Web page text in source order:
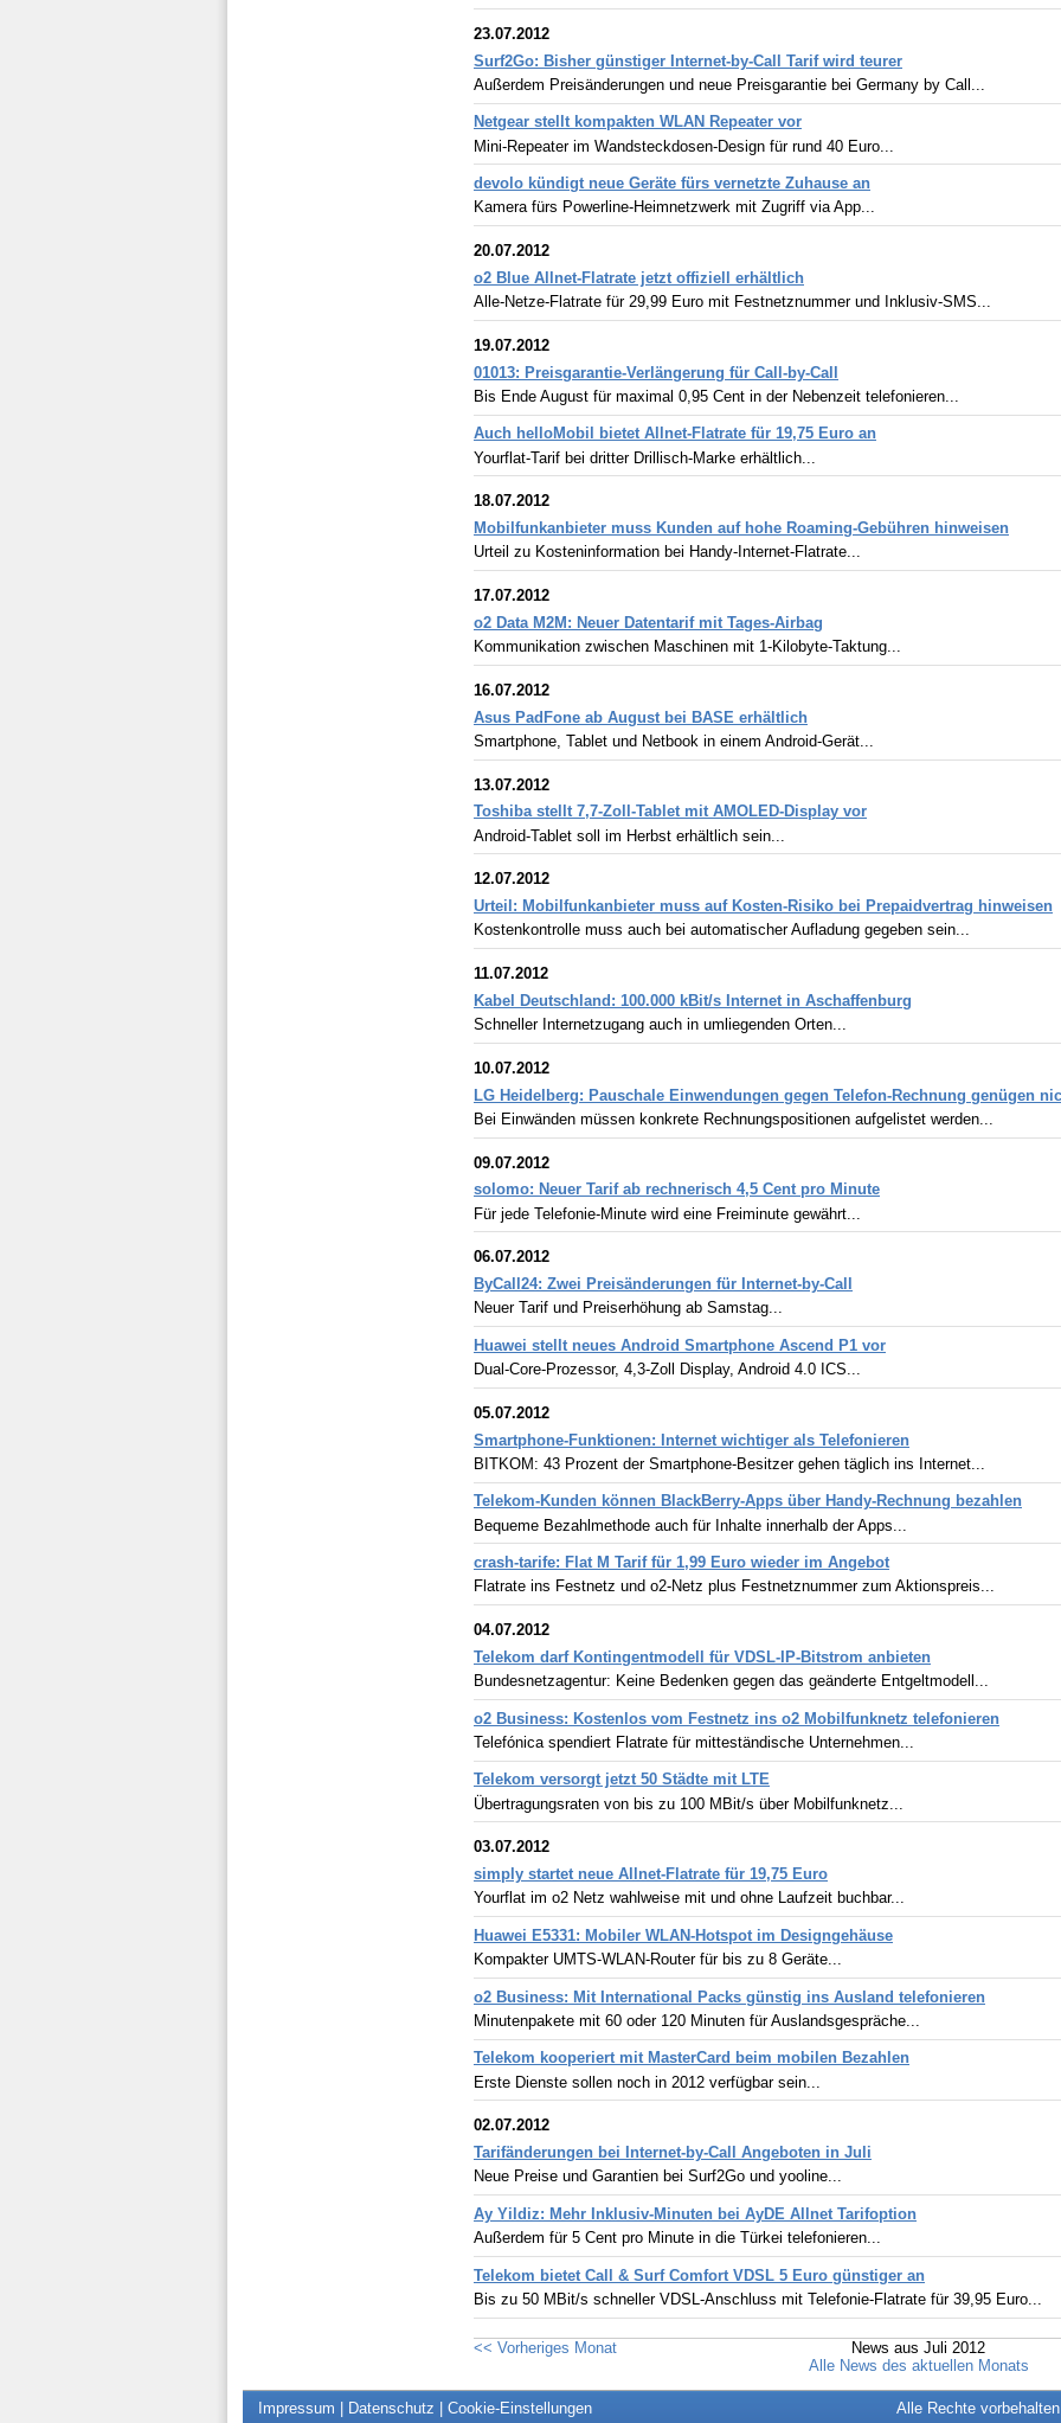
23.07.2012
Surf2Go: Bisher günstiger Internet-by-Call Tarif wird teurer
Außerdem Preisänderungen und neue Preisgarantie bei Germany by Call...
Netgear stellt kompakten WLAN Repeater vor
Mini-Repeater im Wandsteckdosen-Design für rund 40 Euro...
devolo kündigt neue Geräte fürs vernetzte Zuhause an
Kamera fürs Powerline-Heimnetzwerk mit Zugriff via App...
20.07.2012
o2 Blue Allnet-Flatrate jetzt offiziell erhältlich
Alle-Netze-Flatrate für 29,99 Euro mit Festnetznummer und Inklusiv-SMS...
19.07.2012
01013: Preisgarantie-Verlängerung für Call-by-Call
Bis Ende August für maximal 0,95 Cent in der Nebenzeit telefonieren...
Auch helloMobil bietet Allnet-Flatrate für 19,75 Euro an
Yourflat-Tarif bei dritter Drillisch-Marke erhältlich...
18.07.2012
Mobilfunkanbieter muss Kunden auf hohe Roaming-Gebühren hinweisen
Urteil zu Kosteninformation bei Handy-Internet-Flatrate...
17.07.2012
o2 Data M2M: Neuer Datentarif mit Tages-Airbag
Kommunikation zwischen Maschinen mit 1-Kilobyte-Taktung...
16.07.2012
Asus PadFone ab August bei BASE erhältlich
Smartphone, Tablet und Netbook in einem Android-Gerät...
13.07.2012
Toshiba stellt 7,7-Zoll-Tablet mit AMOLED-Display vor
Android-Tablet soll im Herbst erhältlich sein...
12.07.2012
Urteil: Mobilfunkanbieter muss auf Kosten-Risiko bei Prepaidvertrag hinweisen
Kostenkontrolle muss auch bei automatischer Aufladung gegeben sein...
11.07.2012
Kabel Deutschland: 100.000 kBit/s Internet in Aschaffenburg
Schneller Internetzugang auch in umliegenden Orten...
10.07.2012
LG Heidelberg: Pauschale Einwendungen gegen Telefon-Rechnung genügen
Bei Einwänden müssen konkrete Rechnungspositionen aufgelistet werden...
09.07.2012
solomo: Neuer Tarif ab rechnerisch 4,5 Cent pro Minute
Für jede Telefonie-Minute wird eine Freiminute gewährt...
06.07.2012
ByCall24: Zwei Preisänderungen für Internet-by-Call
Neuer Tarif und Preiserhöhung ab Samstag...
Huawei stellt neues Android Smartphone Ascend P1 vor
Dual-Core-Prozessor, 4,3-Zoll Display, Android 4.0 ICS...
05.07.2012
Smartphone-Funktionen: Internet wichtiger als Telefonieren
BITKOM: 43 Prozent der Smartphone-Besitzer gehen täglich ins Internet...
Telekom-Kunden können BlackBerry-Apps über Handy-Rechnung bezahlen
Bequeme Bezahlmethode auch für Inhalte innerhalb der Apps...
crash-tarife: Flat M Tarif für 1,99 Euro wieder im Angebot
Flatrate ins Festnetz und o2-Netz plus Festnetznummer zum Aktionspreis...
04.07.2012
Telekom darf Kontingentmodell für VDSL-IP-Bitstrom anbieten
Bundesnetzagentur: Keine Bedenken gegen das geänderte Entgeltmodell...
o2 Business: Kostenlos vom Festnetz ins o2 Mobilfunknetz telefonieren
Telefónica spendiert Flatrate für mitteständische Unternehmen...
Telekom versorgt jetzt 50 Städte mit LTE
Übertragungsraten von bis zu 100 MBit/s über Mobilfunknetz...
03.07.2012
simply startet neue Allnet-Flatrate für 19,75 Euro
Yourflat im o2 Netz wahlweise mit und ohne Laufzeit buchbar...
Huawei E5331: Mobiler WLAN-Hotspot im Designgehäuse
Kompakter UMTS-WLAN-Router für bis zu 8 Geräte...
o2 Business: Mit International Packs günstig ins Ausland telefonieren
Minutenpakete mit 60 oder 120 Minuten für Auslandsgespräche...
Telekom kooperiert mit MasterCard beim mobilen Bezahlen
Erste Dienste sollen noch in 2012 verfügbar sein...
02.07.2012
Tarifänderungen bei Internet-by-Call Angeboten in Juli
Neue Preise und Garantien bei Surf2Go und yooline...
Ay Yildiz: Mehr Inklusiv-Minuten bei AyDE Allnet Tarifoption
Außerdem für 5 Cent pro Minute in die Türkei telefonieren...
Telekom bietet Call & Surf Comfort VDSL 5 Euro günstiger an
Bis zu 50 MBit/s schneller VDSL-Anschluss mit Telefonie-Flatrate für 39,95 Euro...
<< Vorheriges Monat
News aus Juli 2012
Alle News des aktuellen Monats
Alle Rechte
Impressum Datenschutz Cookie-Einstellungen